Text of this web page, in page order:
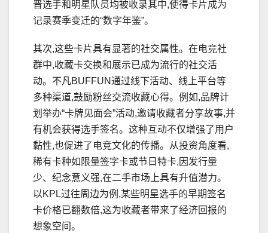
晋选手和明星队员均被收录其中,使得卡片成为
记录赛季变迁的“数字年鉴”。
其次,这些卡片具有显著的社交属性。在电竞社
群中,收藏卡交换和展示已成为流行的社交活
动。不凡BUFFUN通过线下活动、线上平台等
多种渠道,鼓励粉丝交流收藏心得。例如,品牌计
划举办“卡牌见面会”活动,邀请收藏者分享故事,并
有机会获得选手签名。这种互动不仅增强了用户
黏性,也促进了电竞文化的传播。从投资角度看,
稀有卡种如限量签字卡或节日特卡,因发行量
少、纪念意义强,在二手市场上具有升值潜力。
以KPL过往周边为例,某些明星选手的早期签名
卡价格已翻数倍,这为收藏者带来了经济回报的
想象空间。